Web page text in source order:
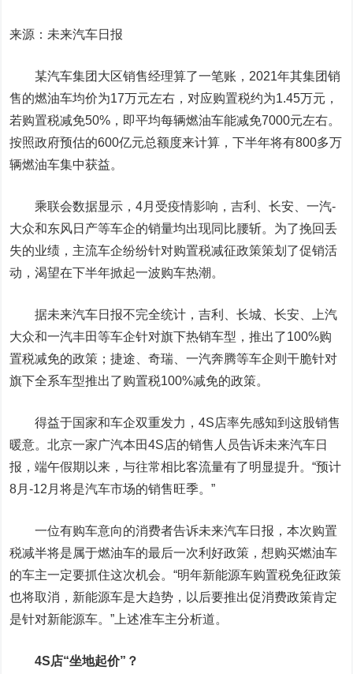
来源：未来汽车日报
某汽车集团大区销售经理算了一笔账，2021年其集团销
售的燃油车均价为17万元左右，对应购置税约为1.45万元，
若购置税减免50%，即平均每辆燃油车能减免7000元左右。
按照政府预估的600亿元总额度来计算，下半年将有800多万
辆燃油车集中获益。
乘联会数据显示，4月受疫情影响，吉利、长安、一汽-
大众和东风日产等车企的销量均出现同比腰斩。为了挽回丢
失的业绩，主流车企纷纷针对购置税减征政策策划了促销活
动，渴望在下半年掀起一波购车热潮。
据未来汽车日报不完全统计，吉利、长城、长安、上汽
大众和一汽丰田等车企针对旗下热销车型，推出了100%购
置税减免的政策；捷途、奇瑞、一汽奔腾等车企则干脆针对
旗下全系车型推出了购置税100%减免的政策。
得益于国家和车企双重发力，4S店率先感知到这股销售
暖意。北京一家广汽本田4S店的销售人员告诉未来汽车日
报，端午假期以来，与往常相比客流量有了明显提升。“预计
8月-12月将是汽车市场的销售旺季。”
一位有购车意向的消费者告诉未来汽车日报，本次购置
税减半将是属于燃油车的最后一次利好政策，想购买燃油车
的车主一定要抓住这次机会。“明年新能源车购置税免征政策
也将取消，新能源车是大趋势，以后要推出促消费政策肯定
是针对新能源车。”上述准车主分析道。
4S店“坐地起价”？